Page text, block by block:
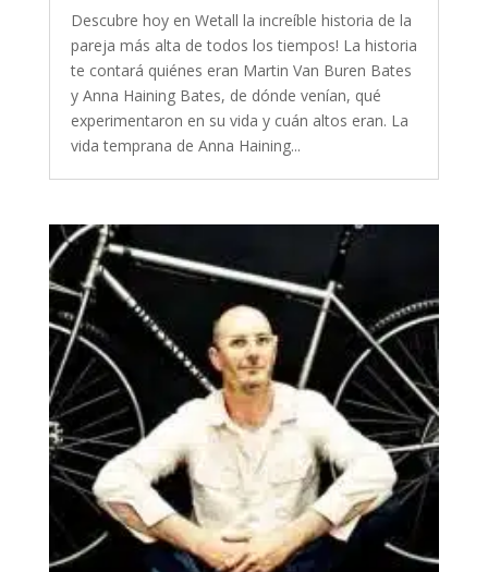
Descubre hoy en Wetall la increíble historia de la
pareja más alta de todos los tiempos! La historia
te contará quiénes eran Martin Van Buren Bates
y Anna Haining Bates, de dónde venían, qué
experimentaron en su vida y cuán altos eran. La
vida temprana de Anna Haining...